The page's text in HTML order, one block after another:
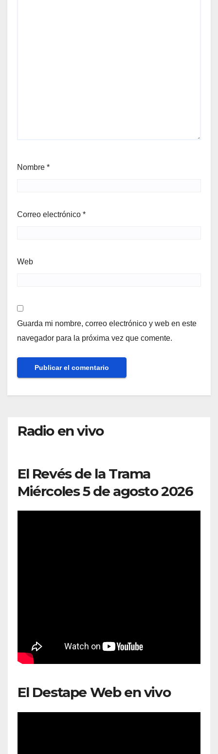
Nombre *
Correo electrónico *
Web
Guarda mi nombre, correo electrónico y web en este
navegador para la próxima vez que comente.
Radio en vivo
El Revés de la Trama
Miércoles 5 de agosto 2026
El Destape Web en vivo